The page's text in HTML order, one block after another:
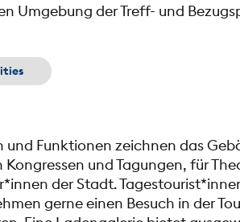
Umgebung der Treff- und
Funktionen zeichnen das
und Tagungen, für
der Stadt.
gerne einen Besuch in der